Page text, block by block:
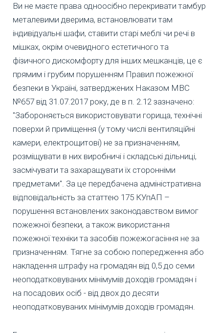
Ви не маєте права одноосібно перекривати тамбур
металевими дверима, встановлювати там
індивідуальні шафи, ставити старі меблі чи речі в
мішках, окрім очевидного естетичного та
фізичного дискомфорту для інших мешканців, це є
прямим і грубим порушенням Правил пожежної
безпеки в Україні, затверджених Наказом МВС
№657 від 31.07.2017 року, де в п. 2.12 зазначено:
"Забороняється використовувати горища, технічні
поверхи й приміщення (у тому числі вентиляційні
камери, електрощитові) не за призначенням,
розміщувати в них виробничі і складські дільниці,
засмічувати та захаращувати їх сторонніми
предметами". За це передбачена адміністративна
відповідальність за статтею 175 КУпАП –
порушення встановлених законодавством вимог
пожежної безпеки, а також використання
пожежної техніки та засобів пожежогасіння не за
призначенням. Тягне за собою попередження або
накладення штрафу на громадян від 0,5 до семи
неоподатковуваних мінімумів доходів громадян і
на посадових осіб - від двох до десяти
неоподатковуваних мінімумів доходів громадян.